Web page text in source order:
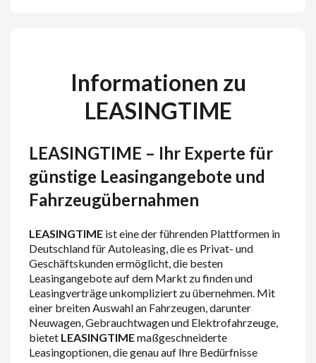
Informationen zu
LEASINGTIME
LEASINGTIME – Ihr Experte für
günstige Leasingangebote und
Fahrzeugübernahmen
LEASINGTIME ist eine der führenden Plattformen in
Deutschland für Autoleasing, die es Privat- und
Geschäftskunden ermöglicht, die besten
Leasingangebote auf dem Markt zu finden und
Leasingverträge unkompliziert zu übernehmen. Mit
einer breiten Auswahl an Fahrzeugen, darunter
Neuwagen, Gebrauchtwagen und Elektrofahrzeuge,
bietet LEASINGTIMEmaßgeschneiderte
Leasingoptionen, die genau auf Ihre Bedürfnisse